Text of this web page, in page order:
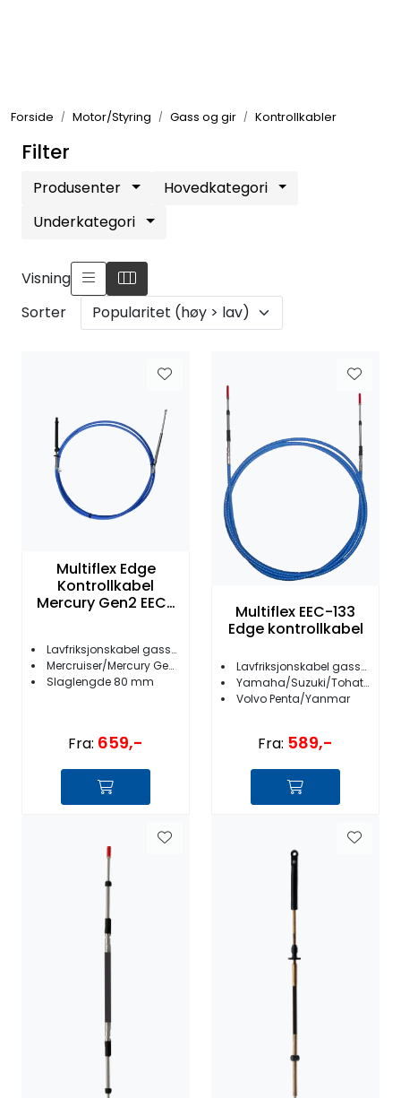
Forside Motor/Styring Gass og gir Kontrollkabler
Filter
Produsenter
Hovedkategori
Underkategori
Visning
Sorter
Multiflex Edge
Kontrollkabel
Mercury Gen2 EEC-
Lavfriksjonskabel gass/gir
Mercruiser/Mercury Gen II
Slaglengde 80 mm
Fra: 659,-
Multiflex EEC-133
Edge kontrollkabel
Lavfriksjonskabel gass/gir (C-2/C-8)
Yamaha/Suzuki/Tohatsu/Honda
Volvo Penta/Yanmar
Fra: 589,-
Bygg/Innredning
VVS
Fritid/Sikkerhet
Båtpleie/Opplag
Seil